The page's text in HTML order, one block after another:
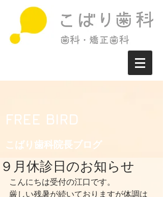
FREE BIRD
こばり歯科院長ブログ​
９月休診日のお知らせ
こんにちは受付の江口です。
厳しい残暑が続いておりますが体調は